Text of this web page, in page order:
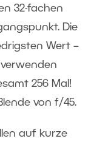
32-fachen
Die
Wert –
256 Mal!
von f/45.
auf kurze